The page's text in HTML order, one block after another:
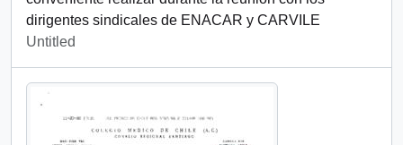
dirigentes sindicales de ENACAR y CARVILE
Untitled